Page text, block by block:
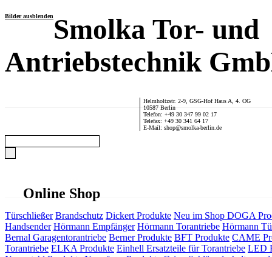
Bilder ausblendenSmolka Tor- und
Antriebstechnik
Helmholtzstr. 2-9, GSG-Hof Haus A, 4. OG
10587 Berlin
Telefon: +49 30 347 99 02 17
Telefax: +49 30 341 64 17
E-Mail: shop@smolka-berlin.de
Online Shop
Türschließer Brandschutz Dickert Produkte Neu im Shop DOGA
Handsender Hörmann Empfänger Hörmann Torantriebe Hörmann
Bernal Garagentorantriebe Berner Produkte BFT Produkte CAME
Torantriebe ELKA Produkte Einhell Ersatzteile für Torantriebe LED